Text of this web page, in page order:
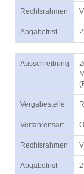
Rechtsrahmen
Abgabefrist
Ausschreibung
Vergabestelle
Verfahrensart
Rechtsrahmen
Abgabefrist